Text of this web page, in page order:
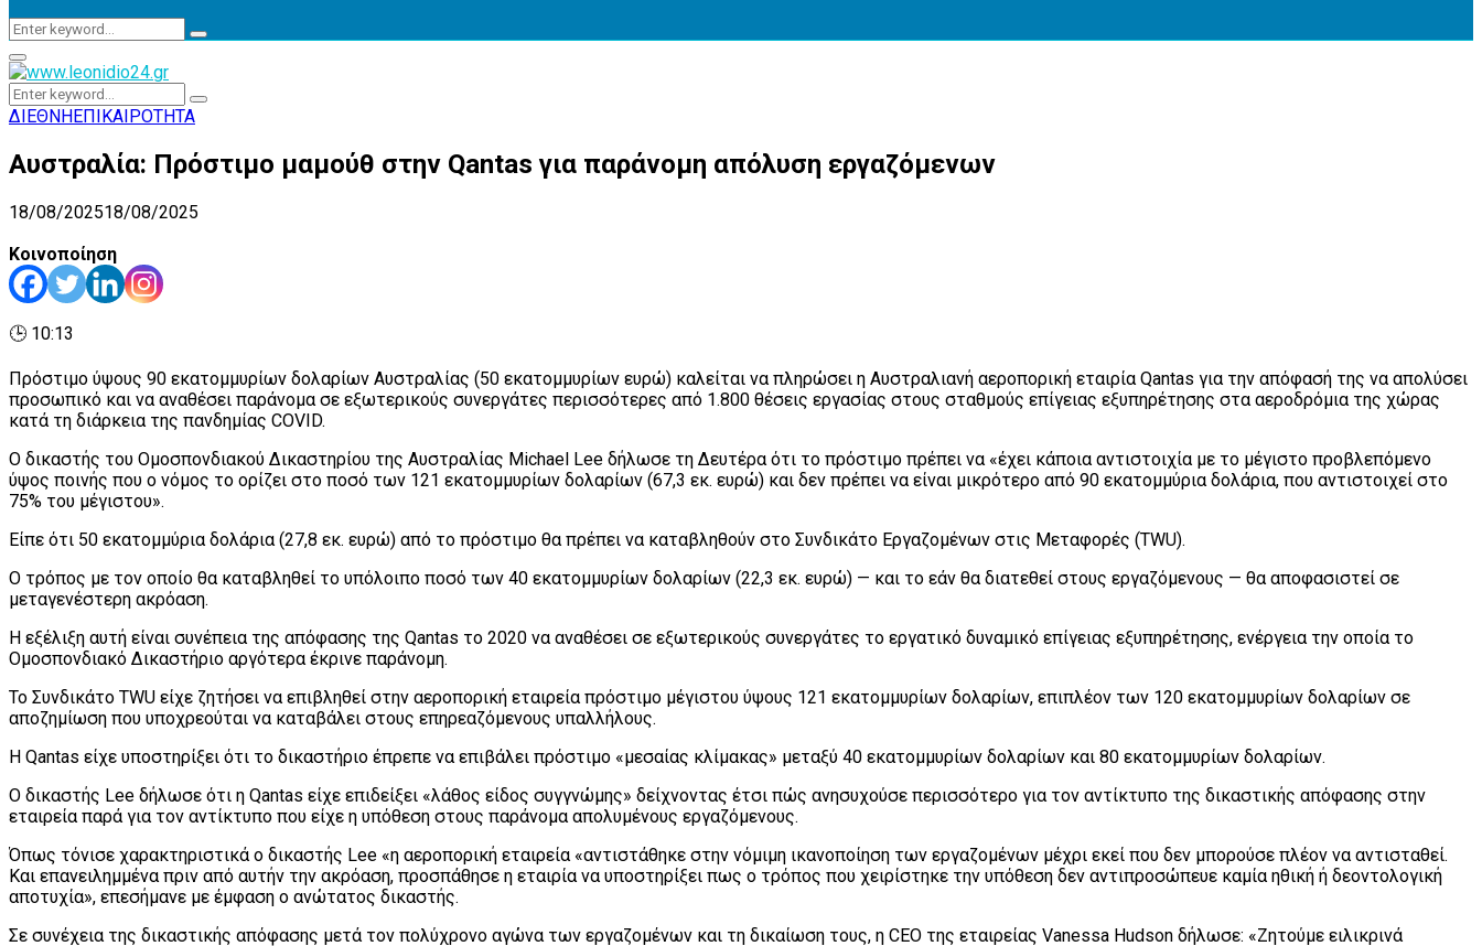
Search
Search
Primary
Menu
Search
for:
Search
ΔΙΕΘΝΗ ΕΠΙΚΑΙΡΟΤΗΤΑ
Αυστραλία: Πρόστιμο μαμούθ στην Qantas για παράνομη απόλυση εργαζόμενων
18/08/202518/08/2025
Κοινοποίηση
🕒 10:13
Πρόστιμο ύψους 90 εκατομμυρίων δολαρίων Αυστραλίας (50 εκατομμυρίων ευρώ) καλείται να πληρώσει η Αυστραλιανή αεροπορική εταιρία Qantas για την απόφασή της να απολύσει
προσωπικό και να αναθέσει παράνομα σε εξωτερικούς συνεργάτες περισσότερες από 1.800 θέσεις εργασίας στους σταθμούς επίγειας εξυπηρέτησης στα αεροδρόμια της χώρας
κατά τη διάρκεια της πανδημίας COVID.
Ο δικαστής του Ομοσπονδιακού Δικαστηρίου της Αυστραλίας Michael Lee δήλωσε τη Δευτέρα ότι το πρόστιμο πρέπει να «έχει κάποια αντιστοιχία με το μέγιστο προβλεπόμενο
ύψος ποινής που ο νόμος το ορίζει στο ποσό των 121 εκατομμυρίων δολαρίων (67,3 εκ. ευρώ) και δεν πρέπει να είναι μικρότερο από 90 εκατομμύρια δολάρια, που αντιστοιχεί στο
75% του μέγιστου».
Είπε ότι 50 εκατομμύρια δολάρια (27,8 εκ. ευρώ) από το πρόστιμο θα πρέπει να καταβληθούν στο Συνδικάτο Εργαζομένων στις Μεταφορές (TWU).
Ο τρόπος με τον οποίο θα καταβληθεί το υπόλοιπο ποσό των 40 εκατομμυρίων δολαρίων (22,3 εκ. ευρώ) — και το εάν θα διατεθεί στους εργαζόμενους — θα αποφασιστεί σε
μεταγενέστερη ακρόαση.
Η εξέλιξη αυτή είναι συνέπεια της απόφασης της Qantas το 2020 να αναθέσει σε εξωτερικούς συνεργάτες το εργατικό δυναμικό επίγειας εξυπηρέτησης, ενέργεια την οποία το
Ομοσπονδιακό Δικαστήριο αργότερα έκρινε παράνομη.
Το Συνδικάτο TWU είχε ζητήσει να επιβληθεί στην αεροπορική εταιρεία πρόστιμο μέγιστου ύψους 121 εκατομμυρίων δολαρίων, επιπλέον των 120 εκατομμυρίων δολαρίων σε
αποζημίωση που υποχρεούται να καταβάλει στους επηρεαζόμενους υπαλλήλους.
Η Qantas είχε υποστηρίξει ότι το δικαστήριο έπρεπε να επιβάλει πρόστιμο «μεσαίας κλίμακας» μεταξύ 40 εκατομμυρίων δολαρίων και 80 εκατομμυρίων δολαρίων.
Ο δικαστής Lee δήλωσε ότι η Qantas είχε επιδείξει «λάθος είδος συγγνώμης» δείχνοντας έτσι πώς ανησυχούσε περισσότερο για τον αντίκτυπο της δικαστικής απόφασης στην
εταιρεία παρά για τον αντίκτυπο που είχε η υπόθεση στους παράνομα απολυμένους εργαζόμενους.
Όπως τόνισε χαρακτηριστικά ο δικαστής Lee «η αεροπορική εταιρεία «αντιστάθηκε στην νόμιμη ικανοποίηση των εργαζομένων μέχρι εκεί που δεν μπορούσε πλέον να αντισταθεί.
Και επανειλημμένα πριν από αυτήν την ακρόαση, προσπάθησε η εταιρία να υποστηρίξει πως ο τρόπος που χειρίστηκε την υπόθεση δεν αντιπροσώπευε καμία ηθική ή δεοντολογική
αποτυχία», επεσήμανε με έμφαση ο ανώτατος δικαστής.
Σε συνέχεια της δικαστικής απόφασης μετά τον πολύχρονο αγώνα των εργαζομένων και τη δικαίωση τους, η CEO της εταιρείας Vanessa Hudson δήλωσε: «Ζητούμε ειλικρινά